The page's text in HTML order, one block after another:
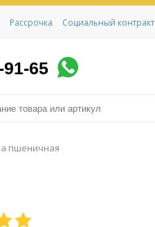
Рассрочка Социальный контракт
65
пшеничная